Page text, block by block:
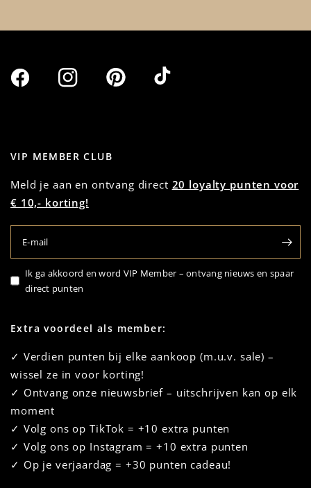
VIP MEMBER CLUB
Meld je aan en ontvang direct 20 loyalty punten voor
€ 10,- korting!
E‑mail
Ik ga akkoord en word VIP Member – ontvang nieuws en spaar
direct punten
Extra voordeel als member:
✓ Verdien punten bij elke aankoop (m.u.v. sale) –
wissel ze in voor korting!
✓ Ontvang onze nieuwsbrief – uitschrijven kan op elk
moment
✓ Volg ons op TikTok = +10 extra punten
✓ Volg ons op Instagram = +10 extra punten
✓ Op je verjaardag = +30 punten cadeau!